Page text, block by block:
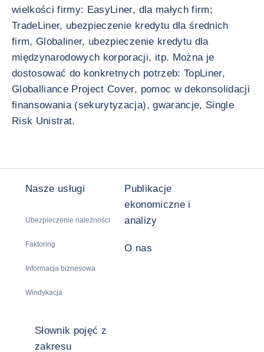
wielkości firmy: EasyLiner, dla małych firm;
TradeLiner, ubezpieczenie kredytu dla średnich
firm, Globaliner, ubezpieczenie kredytu dla
międzynarodowych korporacji, itp. Można je
dostosować do konkretnych potrzeb: TopLiner,
Globalliance Project Cover, pomoc w dekonsolidacji
finansowania (sekurytyzacja), gwarancje, Single
Risk Unistrat.
Nasze usługi
Ubezpieczenie należności
Faktoring
Informacja biznesowa
Windykacja
Publikacje
ekonomiczne i
analizy
O nas
Słownik pojęć z
zakresu